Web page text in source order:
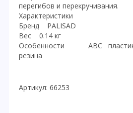
перегибов и перекручивания.
Характеристики
Бренд PALISAD
Вес 0.14 кг
Особенности АВС пластик,
резина
Артикул: 66253